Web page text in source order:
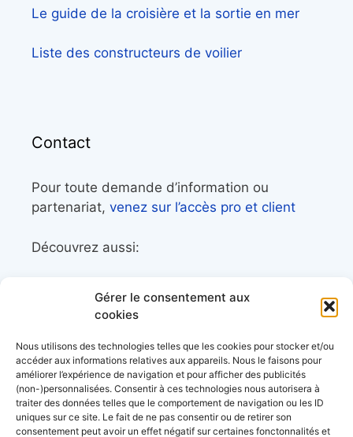
Gérer le consentement aux
cookies
Nous utilisons des technologies telles que les cookies pour stocker et/ou
accéder aux informations relatives aux appareils. Nous le faisons pour
améliorer l’expérience de navigation et pour afficher des publicités
(non-)personnalisées. Consentir à ces technologies nous autorisera à
traiter des données telles que le comportement de navigation ou les ID
uniques sur ce site. Le fait de ne pas consentir ou de retirer son
consentement peut avoir un effet négatif sur certaines fonctonnalités et
Le guide de la croisière et la sortie en mer
Liste des constructeurs de voilier
Contact
Pour toute demande d’information ou
partenariat, venez sur l’accès pro et client
Découvrez aussi:
librairie maritime
le trek et le raid nautique
BoatingAds, le site d’annonces bateaux
européen